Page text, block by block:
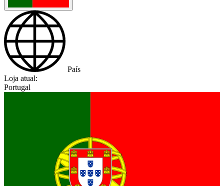
País
Loja atual:
Portugal